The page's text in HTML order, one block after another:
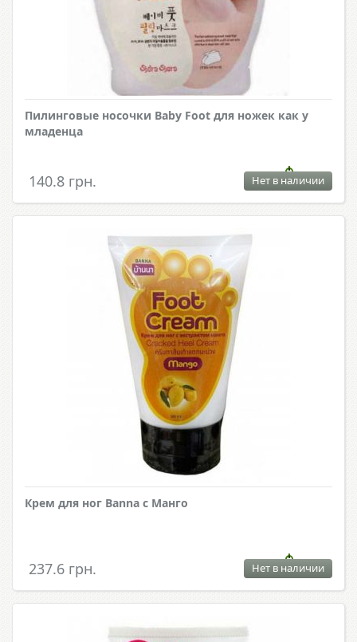
Пилинговые носочки Baby Foot для ножек как у
младенца
140.8 грн. Нет в наличии
Крем для ног Banna с Манго
237.6 грн. Нет в наличии